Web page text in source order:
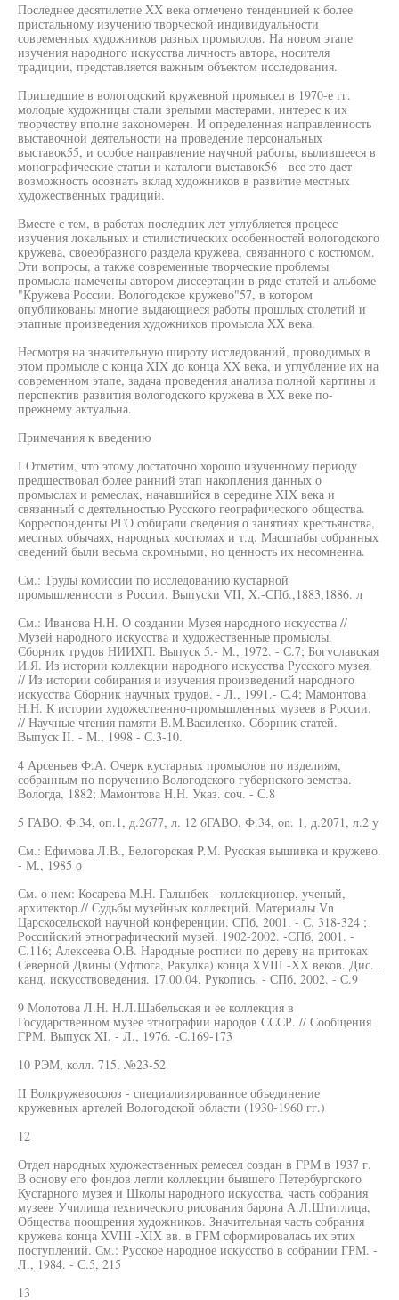
Последнее десятилетие XX века отмечено тенденцией к более
пристальному изучению творческой индивидуальности
современных художников разных промыслов. На новом этапе
изучения народного искусства личность автора, носителя
традиции, представляется важным объектом исследования.
Пришедшие в вологодский кружевной промысел в 1970-е гг.
молодые художницы стали зрелыми мастерами, интерес к их
творчеству вполне закономерен. И определенная направленность
выставочной деятельности на проведение персональных
выставок55, и особое направление научной работы, вылившееся в
монографические статьи и каталоги выставок56 - все это дает
возможность осознать вклад художников в развитие местных
художественных традиций.
Вместе с тем, в работах последних лет углубляется процесс
изучения локальных и стилистических особенностей вологодского
кружева, своеобразного раздела кружева, связанного с костюмом.
Эти вопросы, а также современные творческие проблемы
промысла намечены автором диссертации в ряде статей и альбоме
"Кружева России. Вологодское кружево"57, в котором
опубликованы многие выдающиеся работы прошлых столетий и
этапные произведения художников промысла XX века.
Несмотря на значительную широту исследований, проводимых в
этом промысле с конца XIX до конца XX века, и углубление их на
современном этапе, задача проведения анализа полной картины и
перспектив развития вологодского кружева в XX веке по-
прежнему актуальна.
Примечания к введению
I Отметим, что этому достаточно хорошо изученному периоду
предшествовал более ранний этап накопления данных о
промыслах и ремеслах, начавшийся в середине XIX века и
связанный с деятельностью Русского географического общества.
Корреспонденты РГО собирали сведения о занятиях крестьянства,
местных обычаях, народных костюмах и т.д. Масштабы собранных
сведений были весьма скромными, но ценность их несомненна.
См.: Труды комиссии по исследованию кустарной
промышленности в России. Выпуски VII, X.-СПб.,1883,1886. л
См.: Иванова Н.Н. О создании Музея народного искусства //
Музей народного искусства и художественные промыслы.
Сборник трудов НИИХП. Выпуск 5.- М., 1972. - С.7; Богуславская
И.Я. Из истории коллекции народного искусства Русского музея.
// Из истории собирания и изучения произведений народного
искусства Сборник научных трудов. - Л., 1991.- С.4; Мамонтова
Н.Н. К истории художественно-промышленных музеев в России.
// Научные чтения памяти В.М.Василенко. Сборник статей.
Выпуск II. - М., 1998 - С.3-10.
4 Арсеньев Ф.А. Очерк кустарных промыслов по изделиям,
собранным по поручению Вологодского губернского земства.-
Вологда, 1882; Мамонтова Н.Н. Указ. соч. - С.8
5 ГАВО. Ф.34, оп.1, д.2677, л. 12 6ГАВО. Ф.34, on. 1, д.2071, л.2 у
См.: Ефимова Л.В., Белогорская P.M. Русская вышивка и кружево.
- М., 1985 о
См. о нем: Косарева М.Н. Гальнбек - коллекционер, ученый,
архитектор.// Судьбы музейных коллекций. Материалы Vn
Царскосельской научной конференции. СПб, 2001. - С. 318-324 ;
Российский этнографический музей. 1902-2002. -СПб, 2001. -
С.116; Алексеева О.В. Народные росписи по дереву на притоках
Северной Двины (Уфтюга, Ракулка) конца XVIII -XX веков. Дис. .
канд. искусствоведения. 17.00.04. Рукопись. - СПб, 2002. - С.9
9 Молотова Л.Н. Н.Л.Шабельская и ее коллекция в
Государственном музее этнографии народов СССР. // Сообщения
ГРМ. Выпуск XI. - Л., 1976. -С.169-173
10 РЭМ, колл. 715, №23-52
II Волкружевосоюз - специализированное объединение
кружевных артелей Вологодской области (1930-1960 гг.)
12
Отдел народных художественных ремесел создан в ГРМ в 1937 г.
В основу его фондов легли коллекции бывшего Петербургского
Кустарного музея и Школы народного искусства, часть собрания
музеев Училища технического рисования барона А.Л.Штиглица,
Общества поощрения художников. Значительная часть собрания
кружева конца XVIII -XIX вв. в ГРМ сформировалась их этих
поступлений. См.: Русское народное искусство в собрании ГРМ. -
Л., 1984. - С.5, 215
13